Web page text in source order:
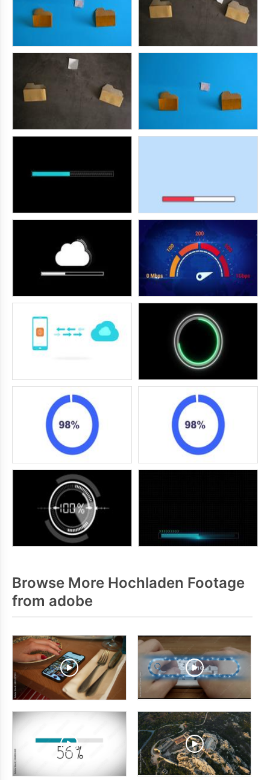
Browse More Hochladen Footage
from adobe